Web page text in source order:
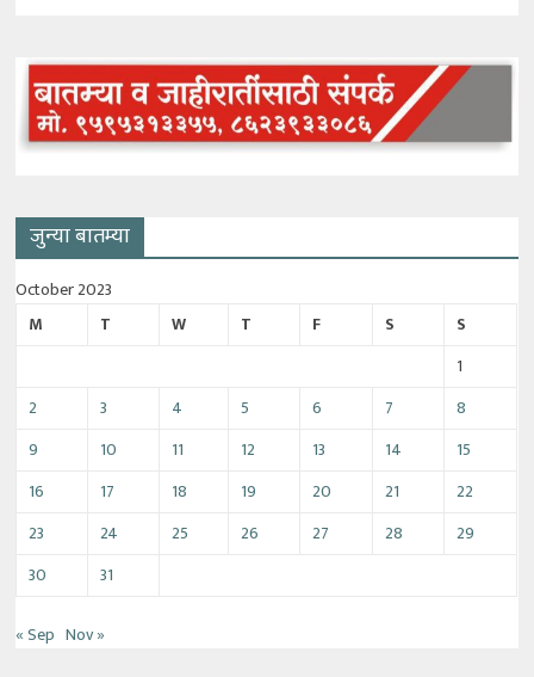
जुन्या बातम्या
October 2023
M
T W T F S
S
1
2
3 4 5 6 7
8
9
10 11 12 13 14
15
16
17 18 19 20 21
22
23
24 25 26 27 28
29
30
31
« Sep Nov »